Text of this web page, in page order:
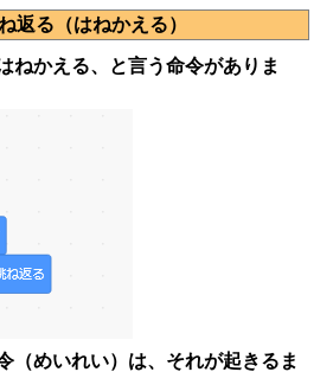
返る（はねかえる）
ねかえる、と言う命令がありま
（めいれい）は、それが起きるま